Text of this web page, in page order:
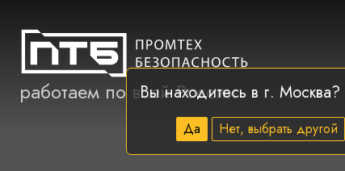
работаем по всей России
Вы находитесь в г. Москва?
Да Нет, выбрать другой